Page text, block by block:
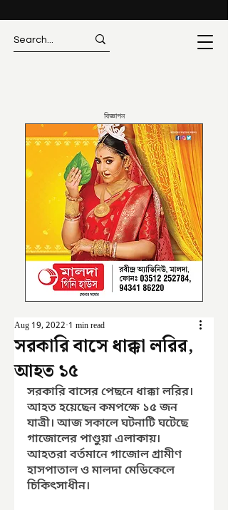
বিজ্ঞাপন
সরকারি বাসে ধাক্কা লরির,
আহত ১৫
Aug 19, 2022 1 min read
সরকারি বাসের পেছনে ধাক্কা লরির।
আহত হয়েছেন কমপক্ষে ১৫ জন
যাত্রী। আজ সকালে ঘটনাটি ঘটেছে
গাজোলের পাণ্ডুয়া এলাকায়।
আহতরা বর্তমানে গাজোল গ্রামীণ
হাসপাতাল ও মালদা মেডিকেলে
চিকিৎসাধীন।